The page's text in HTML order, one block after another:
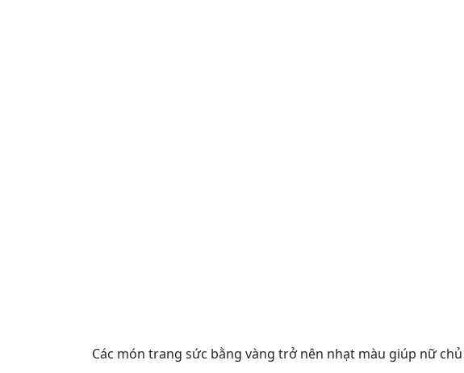
Các món trang sức bằng vàng trở nên nhạt màu giúp nữ